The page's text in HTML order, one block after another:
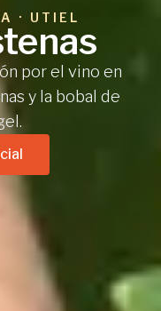
· UTIEL
por el vino en
y la bobal de